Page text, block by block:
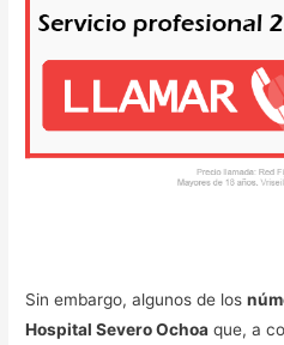
Sin embargo, algunos de los
Hospital Severo Ochoa que, a